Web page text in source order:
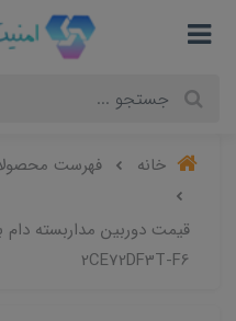
خانه فهرست
2CE72DF3T-F6